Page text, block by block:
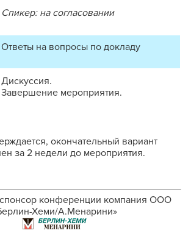
Спикер: на согласовании
Ответы на вопросы по докладу
Дискуссия.
Завершение мероприятия.
окончательный вариант
за 2 недели до мероприятия.
конференции компания ООО
Хеми/А.Менарини»